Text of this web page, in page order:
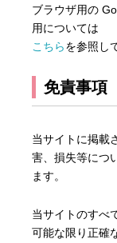
ブラウザ用の
用については
こちらを参照し
免責事項
当サイトに掲載
害、損失等につ
ます。
当サイトのすべ
可能な限り正確